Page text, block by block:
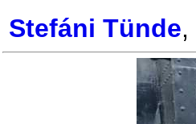
Stefáni Tünde,